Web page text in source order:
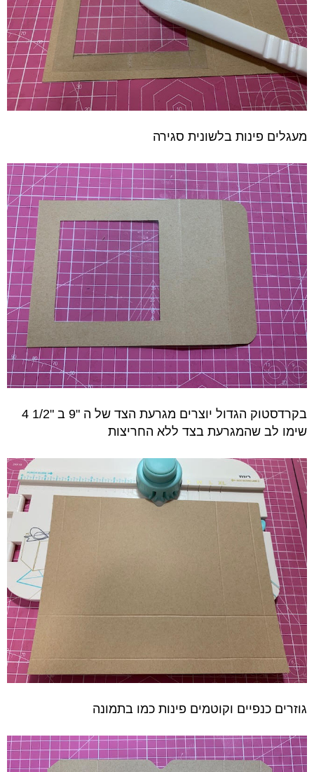
מעגלים פינות בלשונית סגירה
בקרדסטוק הגדול יוצרים מגרעת הצד של ה "9 ב "1/2 4
שימו לב שהמגרעת בצד ללא החריצות
גוזרים כנפיים וקוטמים פינות כמו בתמונה